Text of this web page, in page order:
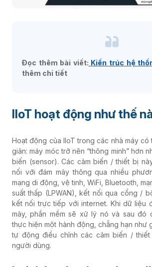
Đọc thêm bài viết: Kiến trúc hệ
thêm chi tiết
IIoT hoạt động như thế
Hoạt động của IIoT trong các nhà máy có
giản: máy móc trở nên “thông minh” hơn
biến (sensor). Các cảm biến / thiết bị
nối với đám mây thông qua nhiều
mạng di động, vệ tinh, WiFi, Bluetooth,
suất thấp (LPWAN), kết nối qua cổng /
kết nối trực tiếp với internet. Khi dữ liệu
mây, phần mềm sẽ xử lý nó và sau đó
thực hiện một hành động, chẳng hạn như
tự động điều chỉnh các cảm biến /
người dùng.